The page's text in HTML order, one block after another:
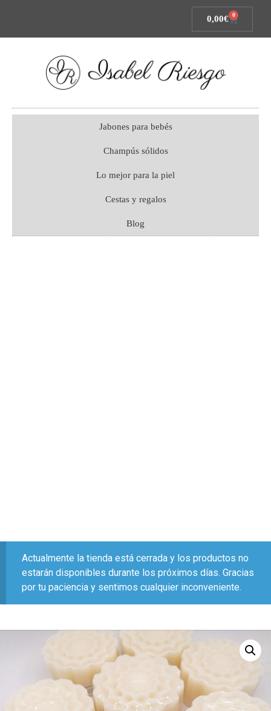
0,00€ 0
Jabones para bebés
Champús sólidos
Lo mejor para la piel
Cestas y regalos
Blog
Actualmente la tienda está cerrada y los productos no
estarán disponibles durante los próximos días. Gracias
por tu paciencia y sentimos cualquier inconveniente.